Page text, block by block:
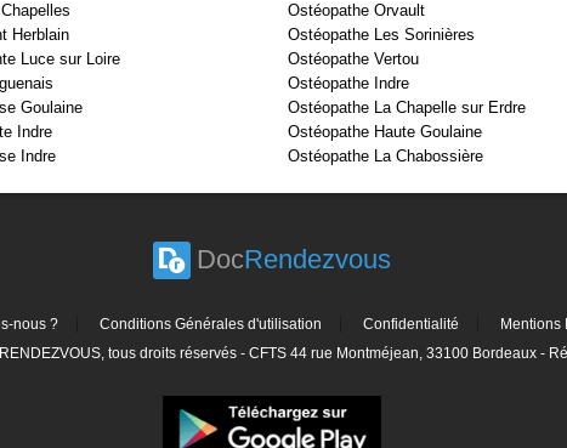
Herblain
Luce sur Loire
Goulaine
Indre
Indre
Ostéopathe Orvault
Ostéopathe Les Sorinières
Ostéopathe Vertou
Ostéopathe Indre
Ostéopathe La Chapelle sur Erdre
Ostéopathe Haute Goulaine
Ostéopathe La Chabossière
DocRendezvous
nous ? Conditions Générales d'utilisation Confidentialité
Mentions
tous droits réservés - CFTS 44 rue Montméjean, 33100 Bordeaux -